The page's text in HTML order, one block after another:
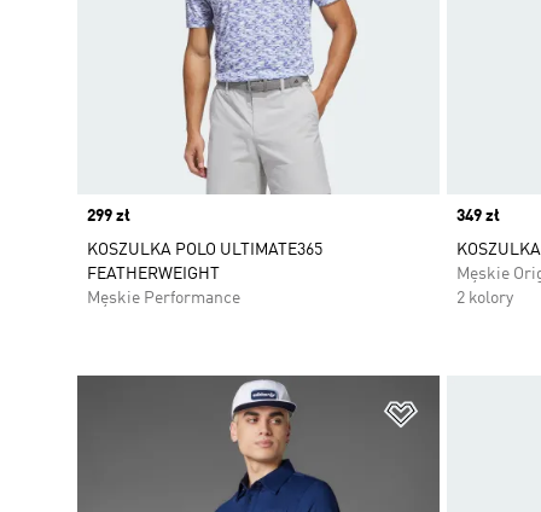
Price
299 zł
KOSZULKA POLO ULTIMATE365
FEATHERWEIGHT
Męskie Performance
Price
349 zł
Męskie
2 kolory
Dodaj do listy